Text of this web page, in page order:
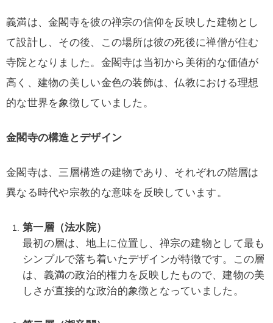
義満は、金閣寺を彼の禅宗の信仰を反映した建物とし
て設計し、その後、この場所は彼の死後に禅僧が住む
寺院となりました。金閣寺は当初から美術的な価値が
高く、建物の美しい金色の装飾は、仏教における理想
的な世界を象徴していました。
金閣寺の構造とデザイン
金閣寺は、三層構造の建物であり、それぞれの階層は
異なる時代や宗教的な意味を反映しています。
第一層（法水院）
最初の層は、地上に位置し、禅宗の建物として最も
シンプルで落ち着いたデザインが特徴です。この層
は、義満の政治的権力を反映したもので、建物の美
しさが直接的な政治的象徴となっていました。